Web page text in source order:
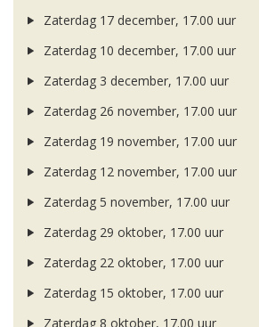
Zaterdag 17 december, 17.00 uur
Zaterdag 10 december, 17.00 uur
Zaterdag 3 december, 17.00 uur
Zaterdag 26 november, 17.00 uur
Zaterdag 19 november, 17.00 uur
Zaterdag 12 november, 17.00 uur
Zaterdag 5 november, 17.00 uur
Zaterdag 29 oktober, 17.00 uur
Zaterdag 22 oktober, 17.00 uur
Zaterdag 15 oktober, 17.00 uur
Zaterdag 8 oktober, 17.00 uur